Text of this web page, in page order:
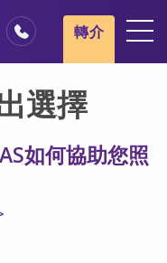
轉介
選擇
如何協助您照